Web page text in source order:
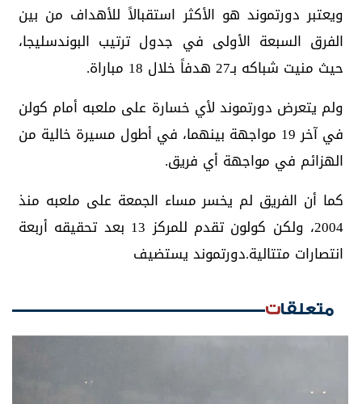
ويعتبر دورتموند هو الأكثر استقبالاً للأهداف من بين
الفرق السبعة الأولى في جدول ترتيب البوندسليجا،
حيث منيت شباكه بـ27 هدفاً خلال 18 مباراة.
ولم يتعرض دورتموند لأي خسارة على ملعبه أمام كولن
في آخر 19 مواجهة بينهما، في أطول مسيرة خالية من
الهزائم في مواجهة أي فريق.
كما أن الفريق لم يخسر مساء الجمعة على ملعبه منذ
2004، ولكن كولون تقدم للمركز 13 بعد تحقيقه أربعة
انتصارات متتالية.دورتموند يستضيف
متعلقات